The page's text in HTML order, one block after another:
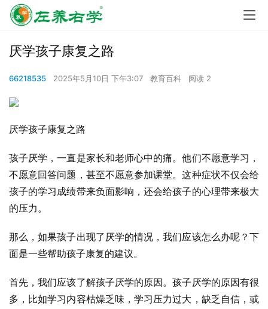
厌学孩子康复之路
66218535 2025年5月10日 下午3:07 教育百科 阅读 2
厌学孩子康复之路
孩子厌学，一直是家长和老师心中的痛。他们不愿意学习，
不愿意回答问题，甚至不愿意参加课堂。这种症状不仅会给
孩子的学习成绩带来负面影响，还会给孩子的心理带来极大
的压力。
那么，如果孩子出现了厌学的情况，我们应该怎么办呢？下
面是一些帮助孩子康复的建议。
首先，我们应该了解孩子厌学的原因。孩子厌学的原因有很
多，比如学习内容枯燥乏味，学习压力过大，缺乏自信，或